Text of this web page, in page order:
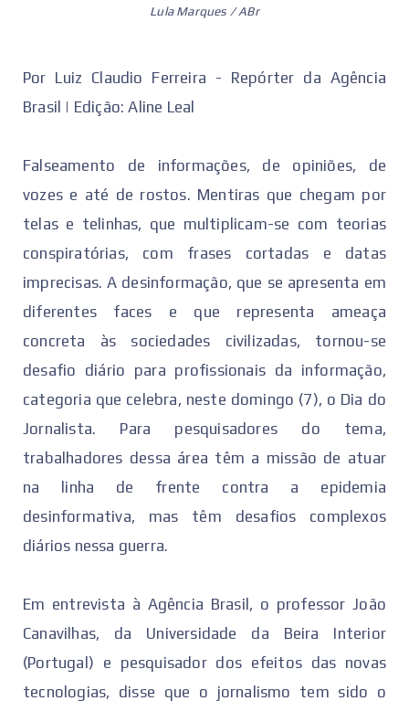
Lula Marques / ABr
Por Luiz Claudio Ferreira - Repórter da Agência
Brasil | Edição: Aline Leal
Falseamento de informações, de opiniões, de
vozes e até de rostos. Mentiras que chegam por
telas e telinhas, que multiplicam-se com teorias
conspiratórias, com frases cortadas e datas
imprecisas. A desinformação, que se apresenta em
diferentes faces e que representa ameaça
concreta às sociedades civilizadas, tornou-se
desafio diário para profissionais da informação,
categoria que celebra, neste domingo (7), o Dia do
Jornalista. Para pesquisadores do tema,
trabalhadores dessa área têm a missão de atuar
na linha de frente contra a epidemia
desinformativa, mas têm desafios complexos
diários nessa guerra.
Em entrevista à Agência Brasil, o professor João
Canavilhas, da Universidade da Beira Interior
(Portugal) e pesquisador dos efeitos das novas
tecnologias, disse que o jornalismo tem sido o